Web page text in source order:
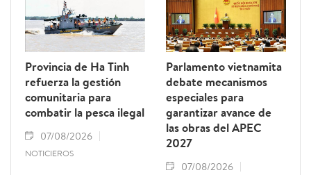
Provincia de Ha Tinh
refuerza la gestión
comunitaria para
combatir la pesca ilegal
07/08/2026
NOTICIEROS
Parlamento vietnamita
debate mecanismos
especiales para
garantizar avance de
las obras del APEC
2027
07/08/2026